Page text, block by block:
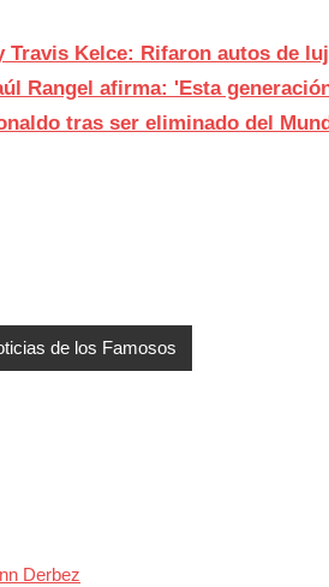
Travis Kelce: Rifaron autos de
Rangel afirma: 'Esta
tras ser eliminado del
de los Famosos
Derbez